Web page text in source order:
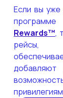
Если вы уже
Rewards™,
рейсы,